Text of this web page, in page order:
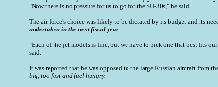
"Now there is no pressure for us to go for the SU-30s," he said.
The air force's choice was likely to be dictated by its budget and its
undertaken in the next fiscal year.
"Each of the jet models is fine, but we have to pick one that best fits
said.
It was reported that he was opposed to the large Russian aircraft from
big, too fast and fuel hungry.